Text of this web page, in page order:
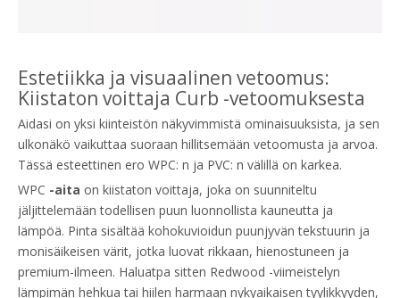
Estetiikka ja visuaalinen vetoomus:
Kiistaton voittaja Curb -vetoomuksesta
Aidasi on yksi kiinteistön näkyvimmistä ominaisuuksista, ja sen
ulkonäkö vaikuttaa suoraan hillitsemään vetoomusta ja arvoa.
Tässä esteettinen ero WPC: n ja PVC: n välillä on karkea.
WPC -aita on kiistaton voittaja, joka on suunniteltu
jäljittelemään todellisen puun luonnollista kauneutta ja
lämpöä. Pinta sisältää kohokuvioidun puunjyvän tekstuurin ja
monisäikeisen värit, jotka luovat rikkaan, hienostuneen ja
premium-ilmeen. Haluatpa sitten Redwood -viimeistelyn
lämpimän hehkua tai hiilen harmaan nykyaikaisen tyylikkyyden,